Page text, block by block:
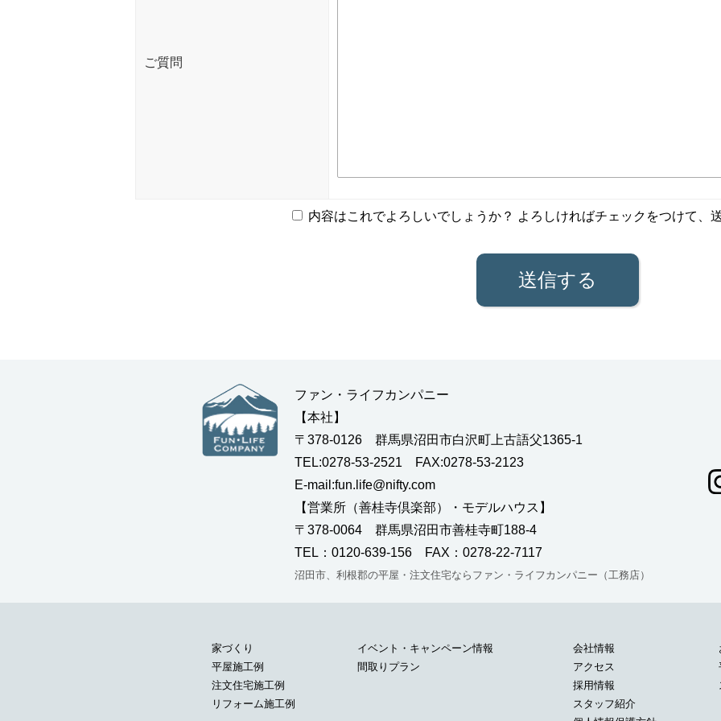
ご質問
内容はこれでよろしいでしょうか？ よろしければチェックをつけて、
ファン・ライフカンパニー
【本社】
〒378-0126 群馬県沼田市白沢町上古語父1365-1
TEL:0278-53-2521 FAX:0278-53-2123
E-mail:fun.life@nifty.com
【営業所（善桂寺倶楽部）・モデルハウス】
〒378-0064 群馬県沼田市善桂寺町188-4
TEL：0120-639-156 FAX：0278-22-7117
沼田市、利根郡の平屋・注文住宅ならファン・ライフカンパニー（工務店）
家づくり
平屋施工例
注文住宅施工例
リフォーム施工例
イベント・キャンペーン情報
間取りプラン
会社情報
アクセス
採用情報
スタッフ紹介